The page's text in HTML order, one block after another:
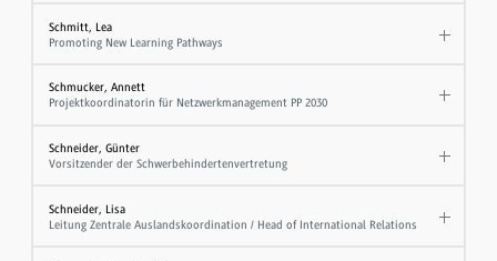
Schmitt, Lea
Promoting New Learning Pathways
Schmucker, Annett
Projektkoordinatorin für Netzwerkmanagement PP 2030
Schneider, Günter
Vorsitzender der Schwerbehindertenvertretung
Schneider, Lisa
Leitung Zentrale Auslandskoordination / Head of International Relations